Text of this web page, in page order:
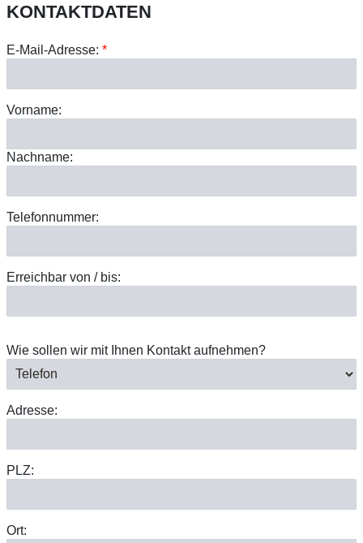
KONTAKTDATEN
E-Mail-Adresse: *
Vorname:
Nachname:
Telefonnummer:
Erreichbar von / bis:
Wie sollen wir mit Ihnen Kontakt aufnehmen?
Adresse:
PLZ:
Ort: